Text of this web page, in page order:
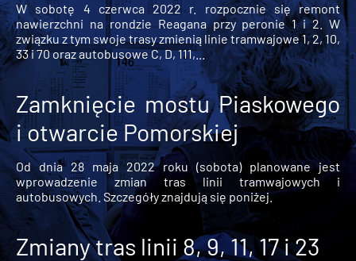
W sobotę 4 czerwca 2022 r. rozpocznie się remont
nawierzchni na rondzie Reagana przy peronie 1 i 2. W
związku z tym swoje trasy zmienią linie tramwajowe 1, 2, 10,
33 i 70 oraz autobusowe C, D, 111,...
Zamknięcie mostu Piaskowego
i otwarcie Pomorskiej
Od dnia 28 maja 2022 roku (sobota) planowane jest
wprowadzenie zmian tras linii tramwajowych i
autobusowych. Szczegóły znajdują się poniżej.
Zmiany tras linii 8, 9, 11, 17 i 23